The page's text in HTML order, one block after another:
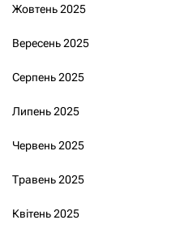
Жовтень 2025
Вересень 2025
Серпень 2025
Липень 2025
Червень 2025
Травень 2025
Квітень 2025